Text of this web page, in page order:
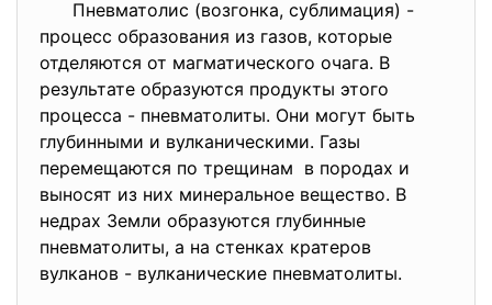
Пневматолис (возгонка, сублимация) -
процесс образования из газов, которые
отделяются от магматического очага. В
результате образуются продукты этого
процесса - пневматолиты. Они могут быть
глубинными и вулканическими. Газы
перемещаются по трещинам в породах и
выносят из них минеральное вещество. В
недрах Земли образуются глубинные
пневматолиты, а на стенках кратеров
вулканов - вулканические пневматолиты.